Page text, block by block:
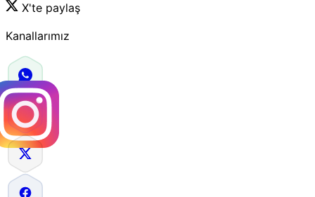
X'te paylaş
Kanallarımız